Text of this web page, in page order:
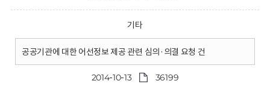
기타
공공기관에 대한 어선정보 제공 관련 심의·의결 요청 건
2014-10-13 36199